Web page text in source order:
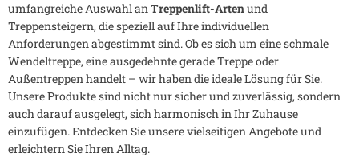
umfangreiche Auswahl anTreppenlift-Artenund
Treppensteigern, die speziell auf Ihre individuellen
Anforderungen abgestimmt sind. Ob es sich um eine schmale
Wendeltreppe, eine ausgedehnte gerade Treppe oder
Außentreppen handelt – wir haben die ideale Lösung für Sie.
Unsere Produkte sind nicht nur sicher und zuverlässig, sondern
auch darauf ausgelegt, sich harmonisch in Ihr Zuhause
einzufügen. Entdecken Sie unsere vielseitigen Angebote und
erleichtern Sie Ihren Alltag.